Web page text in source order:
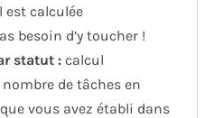
est calculée
besoin d’y toucher !
statut : calcul
de tâches en
vous avez établi dans